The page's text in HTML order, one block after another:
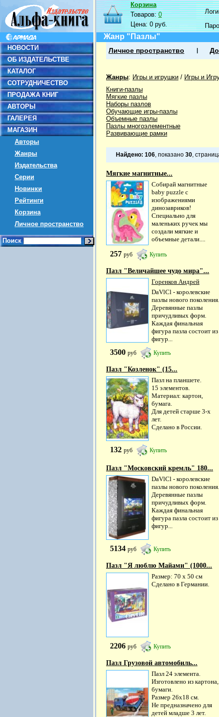
НОВОСТИ
ОБ ИЗДАТЕЛЬСТВЕ
КАТАЛОГ
СОТРУДНИЧЕСТВО
ПРОДАЖА КНИГ
АВТОРЫ
ГАЛЕРЕЯ
МАГАЗИН
Авторы
Жанры
Издательства
Серии
Новинки
Рейтинги
Корзина
Личное пространство
Поиск
Корзина
Товаров:0
Цена:0 руб.
Жанр "Пазлы"
Личное пространство
Жанры: Игры и игрушки / Игры и
Книги-пазлы
Мягкие пазлы
Наборы пазлов
Обучающие игры-пазлы
Объемные пазлы
Пазлы многоэлементные
Развивающие рамки
Найдено: 106, показано 30,
Мягкие магнитные...
Собирай магнитные
baby puzzle с
изображениями
динозавриков!
Специально для
маленьких ручек мы
создали мягкие и
объемные детали....
257 руб Купить
Пазл "Величайшее чудо мира"...
Горенков Андрей
DaVlCl - королевские
пазлы нового поколения.
Деревянные пазлы
причудливых форм.
Каждая финальная
фигура пазла состоит из
фигур...
3500 руб Купить
Пазл "Козленок" (15...
Пазл на планшете.
15 элементов.
Материал: картон,
бумага.
Для детей старше 3-х
лет.
Сделано в России.
132 руб Купить
Пазл "Московский кремль" 180...
DaVlCl - королевские
пазлы нового поколения.
Деревянные пазлы
причудливых форм.
Каждая финальная
фигура пазла состоит из
фигур...
5134 руб Купить
Пазл "Я люблю Майами" (1000...
Размер: 70 х 50 см
Сделано в Германии.
2206 руб Купить
Пазл Грузовой автомобиль...
Пазл 24 элемента.
Изготовлено из картона,
бумаги.
Размер 26х18 см.
Не предназначено для
детей младше 3 лет.